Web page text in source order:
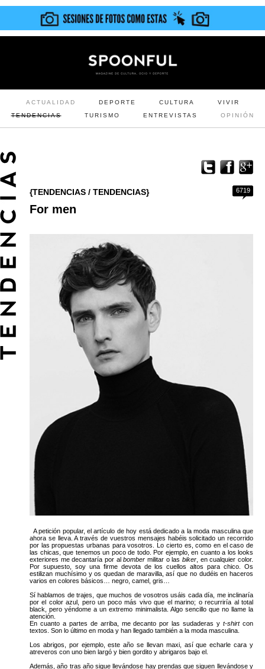
ACTUALIDAD DEPORTE CULTURA
VIVIR
TENDENCIAS
TURISMO ENTREVISTAS OPINIÓN
6719
{TENDENCIAS / TENDENCIAS}
For men
A petición popular, el artículo de hoy está dedicado a la moda masculina que
ahora se lleva. A través de vuestros mensajes habéis solicitado un recorrido
por las propuestas urbanas para vosotros. Lo cierto es, como en el caso de
las chicas, que tenemos un poco de todo. Por ejemplo, en cuanto a los looks
exteriores me decantaría por albomber militar o lasbiker , en cualquier color.
Por supuesto, soy una firme devota de los cuellos altos para chico. Os
estilizan muchísimo y os quedan de maravilla, así que no dudéis en haceros
varios en colores básicos… negro, camel, gris…
Sí hablamos de trajes, que muchos de vosotros usáis cada día, me inclinaría
por el color azul, pero un poco más vivo que el marino; o recurriría al total
black, pero yéndome a un extremo minimalista. Algo sencillo que no llame la
atención.
En cuanto a partes de arriba, me decanto por las sudaderas yt-shirtcon
textos. Son lo último en moda y han llegado también a la moda masculina.
Los abrigos, por ejemplo, este año se llevan maxi, así que echarle cara y
atreveros con uno bien largó y bien gordito y abrigaros bajo el.
Además, año tras año sigue llevándose hay prendas que siguen llevándose y